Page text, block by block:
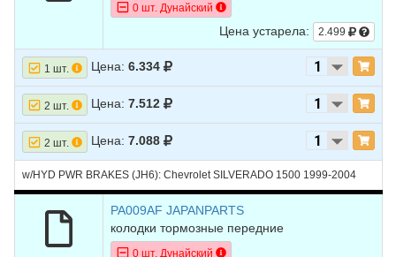
0 шт. Дунайский
Цена устарела: 2.499
1 шт. Цена: 6.334
2 шт. Цена: 7.512
2 шт. Цена: 7.088
w/HYD PWR BRAKES (JH6): Chevrolet SILVERADO 1500 1999-2004
PA009AF JAPANPARTS
колодки тормозные передние
0 шт. Дунайский